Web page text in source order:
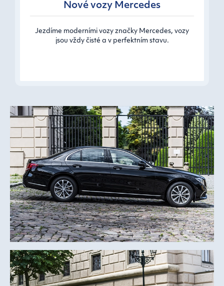
Nové vozy Mercedes
Jezdíme moderními vozy značky Mercedes, vozy
jsou vždy čisté a v perfektním stavu.